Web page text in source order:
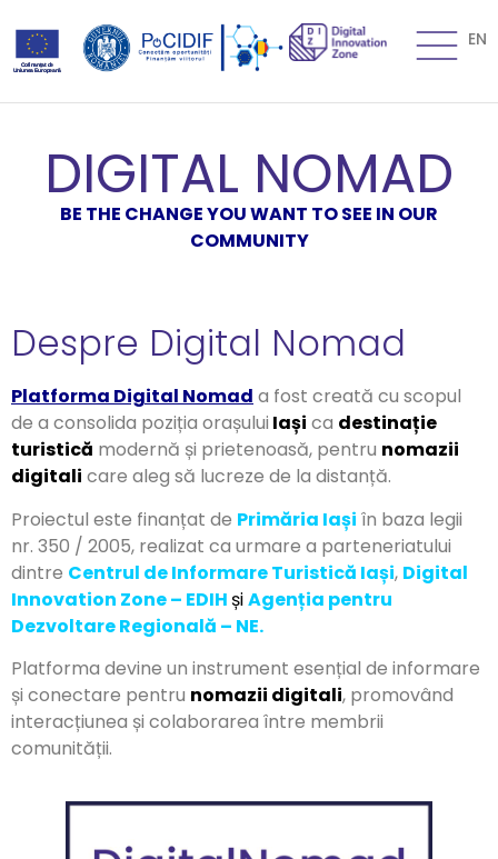
EN
DIGITAL NOMAD
BE THE CHANGE YOU WANT TO SEE IN OUR
COMMUNITY
Despre Digital Nomad
Platforma Digital Nomad a fost creată cu scopul
de a consolida poziția orașului Iași ca destinație
turistică modernă și prietenoasă, pentru nomazii
digitali care aleg să lucreze de la distanță.
Proiectul este finanțat de Primăria Iași în baza legii
nr. 350 / 2005, realizat ca urmare a parteneriatului
dintre Centrul de Informare Turistică Iași, Digital
Innovation Zone – EDIHșiAgenția pentru
Dezvoltare Regională – NE.
Platforma devine un instrument esențial de informare
și conectare pentru nomazii digitali, promovând
interacțiunea și colaborarea între membrii
comunității.